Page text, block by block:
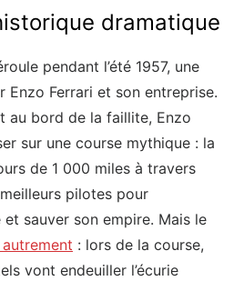
dramatique
pendant l’été 1957, une
Enzo Ferrari et son entreprise.
au bord de la faillite, Enzo
sur une course mythique : la
de 1 000 miles à travers
pilotes pour
sauver son empire. Mais le
: lors de la course,
vont endeuiller l’écurie